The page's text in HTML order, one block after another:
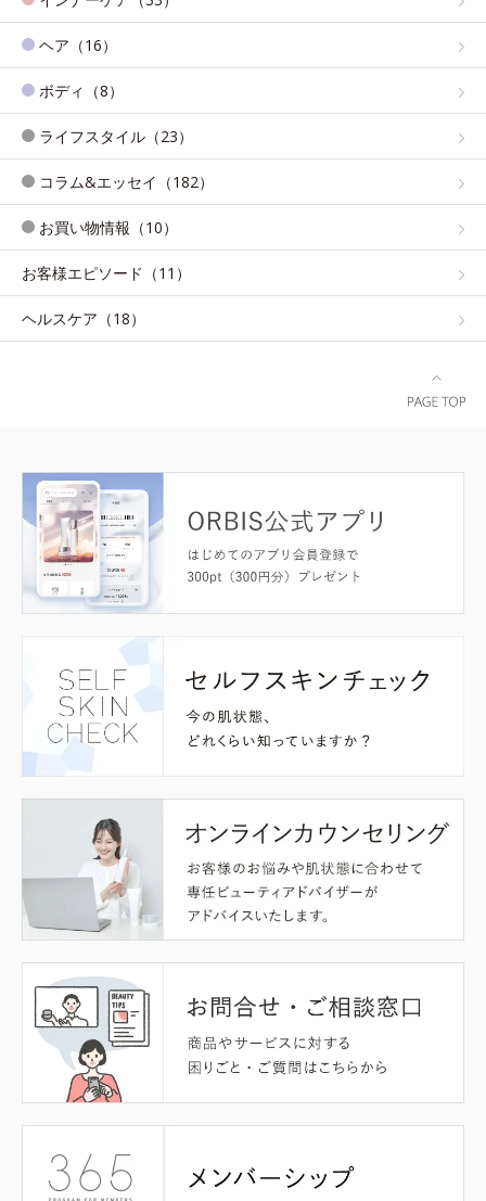
ヘア（16）
ボディ（8）
ライフスタイル（23）
コラム&エッセイ（182）
お買い物情報（10）
お客様エピソード（11）
ヘルスケア（18）